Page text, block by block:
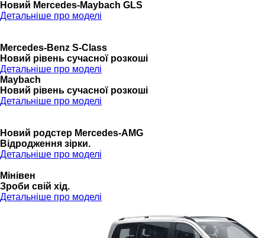
Новий Mercedes-Maybach GLS
Детальніше про моделі
Mercedes-Benz S-Class
Новий рівень сучасної розкоші
Детальніше про моделі
Maybach
Новий рівень сучасної розкоші
Детальніше про моделі
Новий родстер Mercedes-AMG
Відродження зірки.
Детальніше про моделі
Мінівен
Зроби свій хід.
Детальніше про моделі